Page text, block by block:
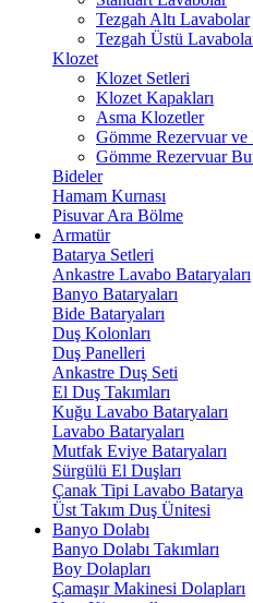
Tezgah Altı Lavabolar
Tezgah Üstü
Klozet
Klozet Setleri
Klozet Kapakları
Asma Klozetler
Gömme Rezervuar ve
Gömme Rezervuar
Bideler
Hamam Kurnası
Pisuvar Ara Bölme
Armatür
Batarya Setleri
Ankastre Lavabo Bataryaları
Banyo Bataryaları
Bide Bataryaları
Duş Kolonları
Duş Panelleri
Ankastre Duş Seti
El Duş Takımları
Kuğu Lavabo Bataryaları
Lavabo Bataryaları
Mutfak Eviye Bataryaları
Sürgülü El Duşları
Çanak Tipi Lavabo Batarya
Üst Takım Duş Ünitesi
Banyo Dolabı
Banyo Dolabı Takımları
Boy Dolapları
Çamaşır Makinesi Dolapları